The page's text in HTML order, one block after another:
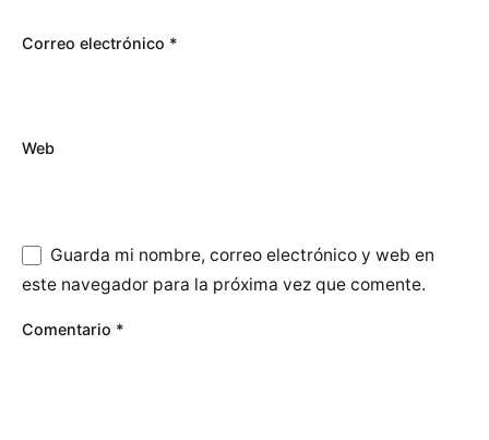
Correo electrónico *
Web
Guarda mi nombre, correo electrónico y web en
este navegador para la próxima vez que comente.
Comentario *